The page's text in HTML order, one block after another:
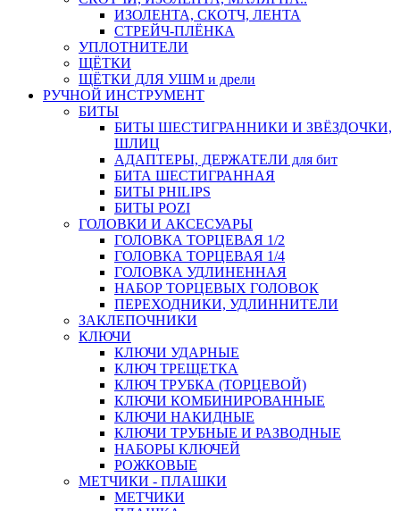
ИЗОЛЕНТА, СКОТЧ, ЛЕНТА
СТРЕЙЧ-ПЛЁНКА
УПЛОТНИТЕЛИ
ЩЁТКИ
ЩЁТКИ ДЛЯ УШМ и дрели
РУЧНОЙ ИНСТРУМЕНТ
БИТЫ
БИТЫ ШЕСТИГРАННИКИ И ЗВЁЗДОЧКИ,
ШЛИЦ
АДАПТЕРЫ, ДЕРЖАТЕЛИ для бит
БИТА ШЕСТИГРАННАЯ
БИТЫ PHILIPS
БИТЫ POZI
ГОЛОВКИ И АКСЕСУАРЫ
ГОЛОВКА ТОРЦЕВАЯ 1/2
ГОЛОВКА ТОРЦЕВАЯ 1/4
ГОЛОВКА УДЛИНЕННАЯ
НАБОР ТОРЦЕВЫХ ГОЛОВОК
ПЕРЕХОДНИКИ, УДЛИННИТЕЛИ
ЗАКЛЕПОЧНИКИ
КЛЮЧИ
КЛЮЧИ УДАРНЫЕ
КЛЮЧ ТРЕЩЕТКА
КЛЮЧ ТРУБКА (ТОРЦЕВОЙ)
КЛЮЧИ КОМБИНИРОВАННЫЕ
КЛЮЧИ НАКИДНЫЕ
КЛЮЧИ ТРУБНЫЕ И РАЗВОДНЫЕ
НАБОРЫ КЛЮЧЕЙ
РОЖКОВЫЕ
МЕТЧИКИ - ПЛАШКИ
МЕТЧИКИ